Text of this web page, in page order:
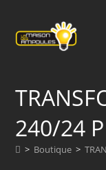
content
240/24 P
> Boutique >